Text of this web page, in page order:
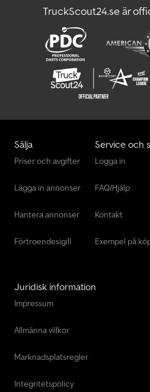
TruckScout24.se är
Sälja
Priser och avgifter
Lägga in annonser
Hantera annonser
Förtroendesigill
Service och
Logga in
FAQ/Hjälp
Kontakt
Exempel på
Juridisk information
Impressum
Allmänna villkor
Marknadsplatsregler
Integritetspolicy